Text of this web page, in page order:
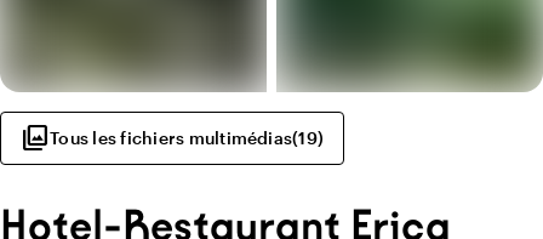
photo_libraryTous les fichiers multimédias(19)
Hotel-Restaurant Erica